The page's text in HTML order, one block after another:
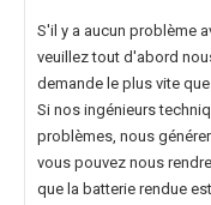
S'il y a aucun problème
veuillez tout d'abord
demande le plus vite
Si nos ingénieurs
problèmes, nous
vous pouvez nous
que la batterie rendue